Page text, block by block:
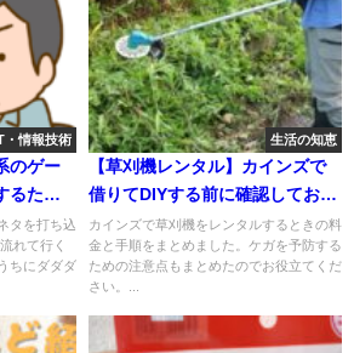
・情報技術
のゲー
るため
タを打ち込
れて行く
ちにダダダ
生活の知恵
【草刈機レンタル】カインズで
借りてDIYする前に確認しておく
べきリスク
カインズで草刈機をレンタルするときの料
金と手順をまとめました。ケガを予防する
ための注意点もまとめたのでお役立てくだ
さい。...